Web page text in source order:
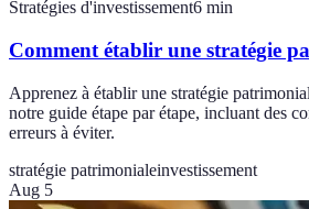
Stratégies d'investissement6 min
Comment établir une stratégie
Apprenez à établir une stratégie
notre guide étape par étape, incluant des
erreurs à éviter.
stratégie patrimonialeinvestissement
Aug 5